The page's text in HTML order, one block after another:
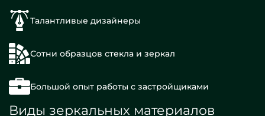
Талантливые дизайнеры
Сотни образцов стекла и зеркал
Большой опыт работы с застройщиками
Виды зеркальных материалов